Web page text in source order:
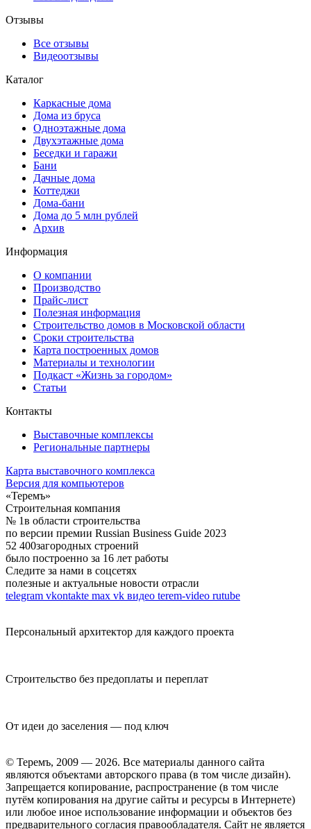
Отзывы
Все отзывы
Видеоотзывы
Каталог
Каркасные дома
Дома из бруса
Одноэтажные дома
Двухэтажные дома
Беседки и гаражи
Бани
Дачные дома
Коттеджи
Дома-бани
Дома до 5 млн рублей
Архив
Информация
О компании
Производство
Прайс-лист
Полезная информация
Строительство домов в Московской области
Сроки строительства
Карта построенных домов
Материалы и технологии
Подкаст «Жизнь за городом»
Статьи
Контакты
Выставочные комплексы
Региональные партнеры
Карта выставочного комплекса
Версия для компьютеров
«Теремъ»
Строительная компания
№ 1в области строительства
по версии премии Russian Business Guide 2023
52 400загородных строений
было построенно за 16 лет работы
Следите за нами в соцсетях
полезные и актуальные новости отрасли
telegram vkontakte max vk видео terem-video rutube
Персональный архитектор для каждого проекта
Строительство без предоплаты и переплат
От идеи до заселения — под ключ
© Теремъ, 2009 — 2026. Все материалы данного сайта
являются объектами авторского права (в том числе дизайн).
Запрещается копирование, распространение (в том числе
путём копирования на другие сайты и ресурсы в Интернете)
или любое иное использование информации и объектов без
предварительного согласия правообладателя. Cайт не является